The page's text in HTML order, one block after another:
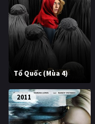
Tổ Quốc (Mùa 4)
2011